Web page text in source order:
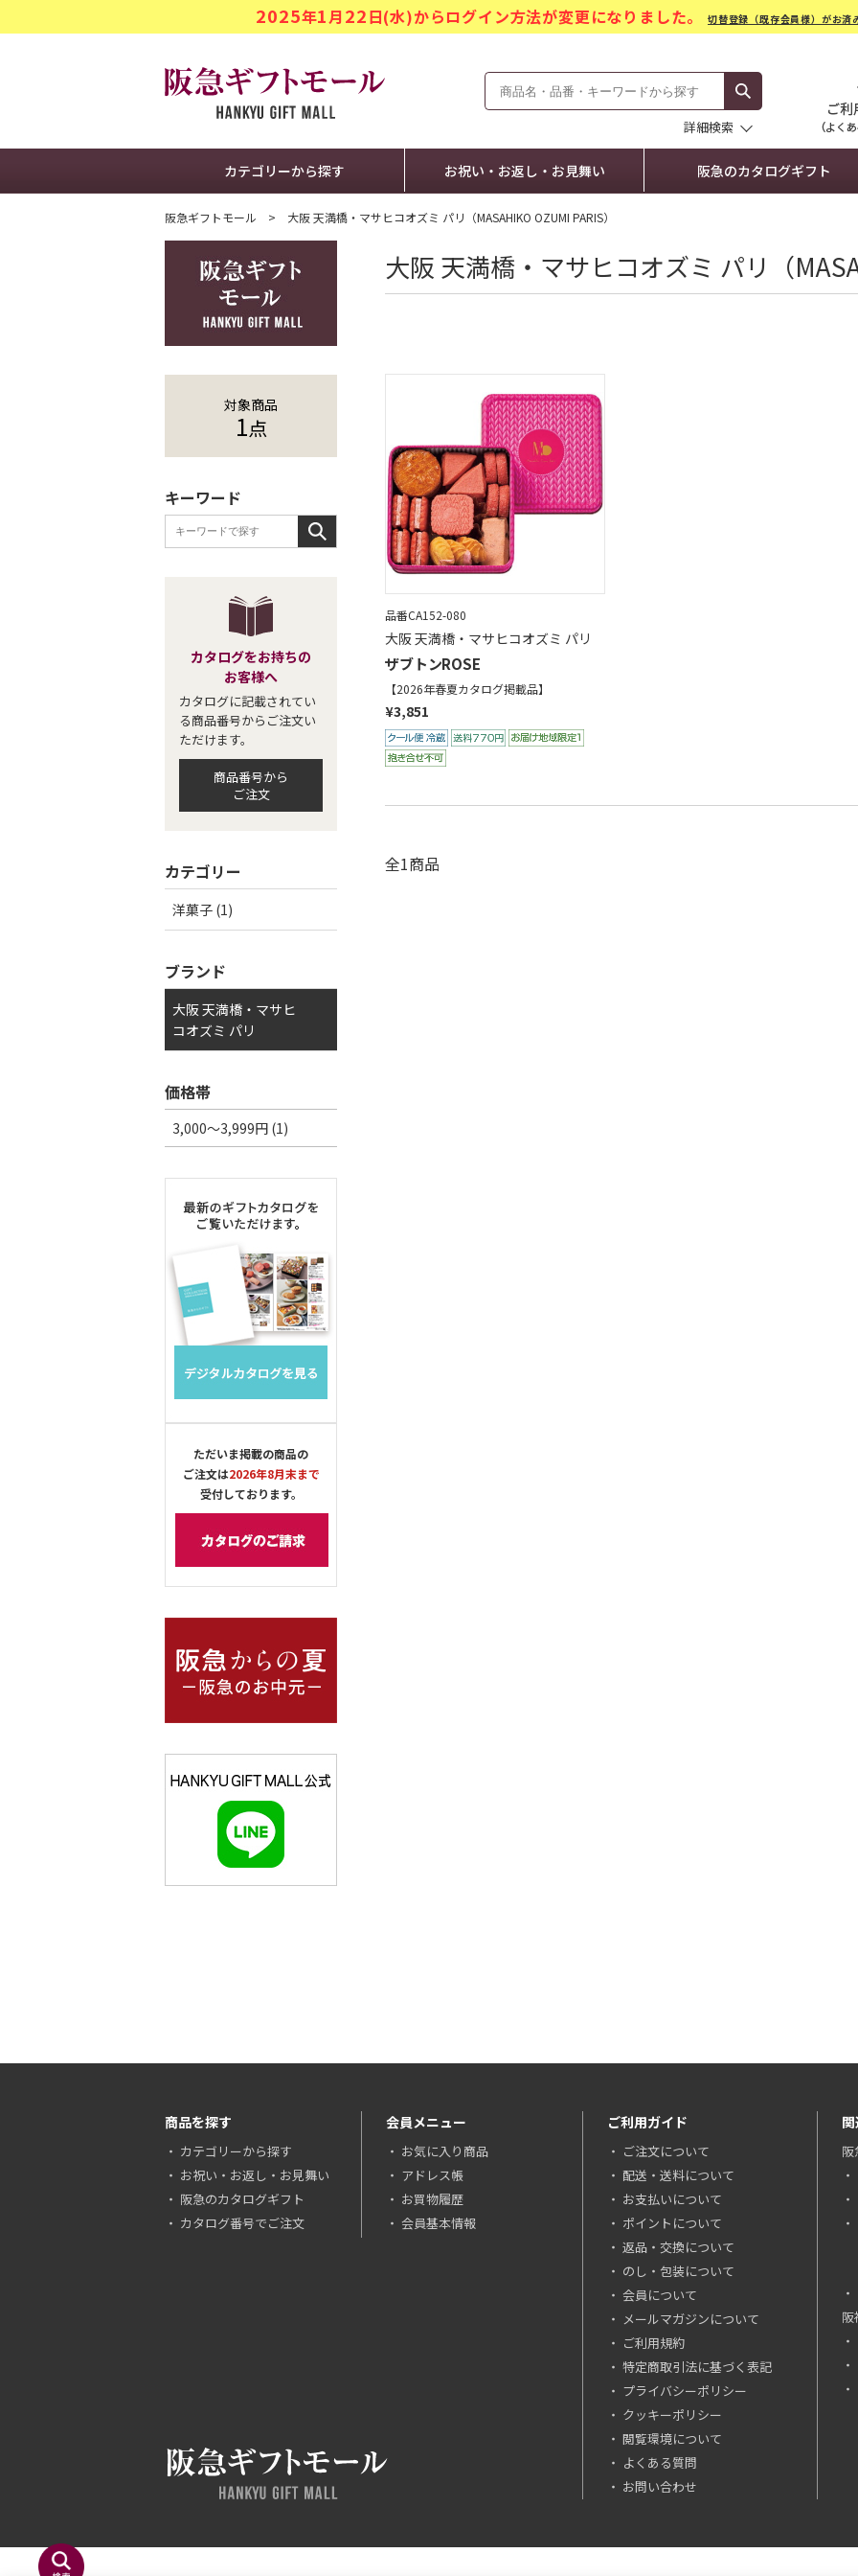
2025年1月22日(水)からログイン方法が変更になりました。切替登録（既存会員様）がお済
阪急ギフトモール Hankyu Gift Mall
詳細検索
カテゴリーから探す お祝い・お返し・お見舞い 阪急のカタログギフト
阪急ギフトモール 大阪 天満橋・マサヒコオズミ パリ（MASAHIKO OZUMI PARIS）
大阪 天満橋・マサヒコオズミ パリ（
品番CA152-080
大阪 天満橋・マサヒコオズミ パリ
ザブトンROSE
【2026年春夏カタログ掲載品】
¥3,851
全1商品
対象商品
1点
キーワード
カタログをお持ちの
お客様へ
カタログに記載されてい
る商品番号からご注文い
ただけます。
商品番号から
ご注文
カテゴリー
洋菓子 (1)
ブランド
大阪 天満橋・マサヒ
コオズミ パリ
価格帯
3,000～3,999円 (1)
ただいま掲載の商品の
ご注文は2026年8月末まで
受付しております。
商品を探す
カテゴリーから探す
お祝い・お返し・お見舞い
阪急のカタログギフト
カタログ番号でご注文
会員メニュー
お気に入り商品
アドレス帳
お買物履歴
会員基本情報
ご利用ガイド
ご注文について
配送・送料について
お支払いについて
ポイントについて
返品・交換について
のし・包装について
会員について
メールマガジンについて
ご利用規約
特定商取引法に基づく表記
プライバシーポリシー
クッキーポリシー
閲覧環境について
よくある質問
お問い合わせ
阪
阪